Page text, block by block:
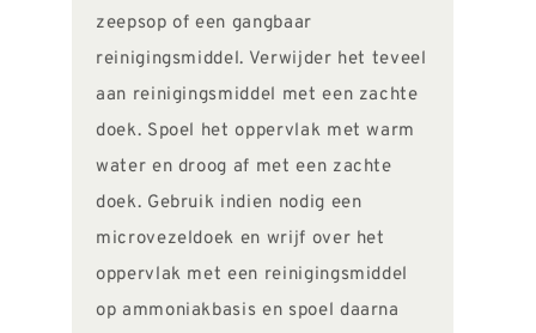
zeepsop of een gangbaar
reinigingsmiddel. Verwijder het teveel
aan reinigingsmiddel met een zachte
doek. Spoel het oppervlak met warm
water en droog af met een zachte
doek. Gebruik indien nodig een
microvezeldoek en wrijf over het
oppervlak met een reinigingsmiddel
op ammoniakbasis en spoel daarna